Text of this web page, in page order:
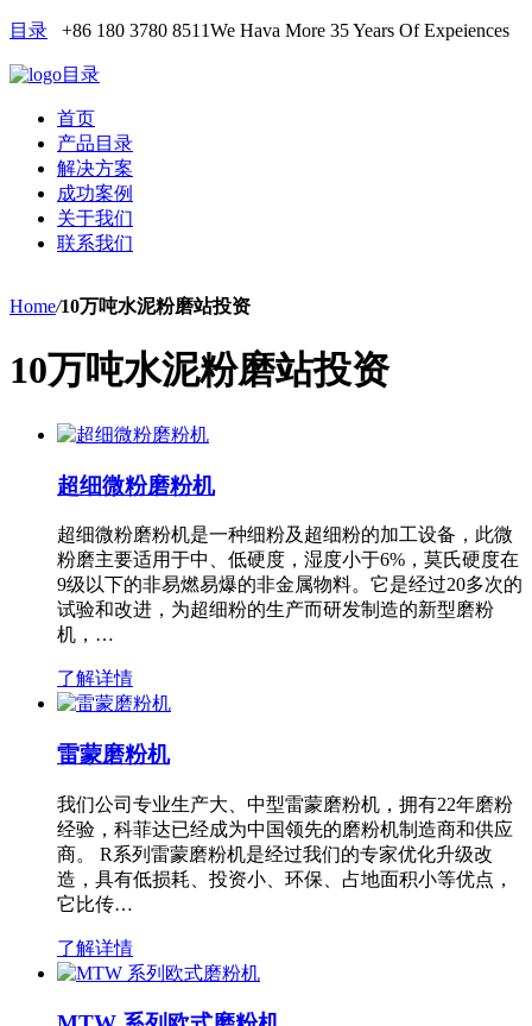
目录 +86 180 3780 8511We Hava More 35 Years Of Expeiences
目录
首页
产品目录
解决方案
成功案例
关于我们
联系我们
Home/10万吨水泥粉磨站投资
10万吨水泥粉磨站投资
超细微粉磨粉机
超细微粉磨粉机是一种细粉及超细粉的加工设备，此微
粉磨主要适用于中、低硬度，湿度小于6%，莫氏硬度在
9级以下的非易燃易爆的非金属物料。它是经过20多次的
试验和改进，为超细粉的生产而研发制造的新型磨粉
机，…
了解详情
雷蒙磨粉机
我们公司专业生产大、中型雷蒙磨粉机，拥有22年磨粉
经验，科菲达已经成为中国领先的磨粉机制造商和供应
商。 R系列雷蒙磨粉机是经过我们的专家优化升级改
造，具有低损耗、投资小、环保、占地面积小等优点，
它比传…
了解详情